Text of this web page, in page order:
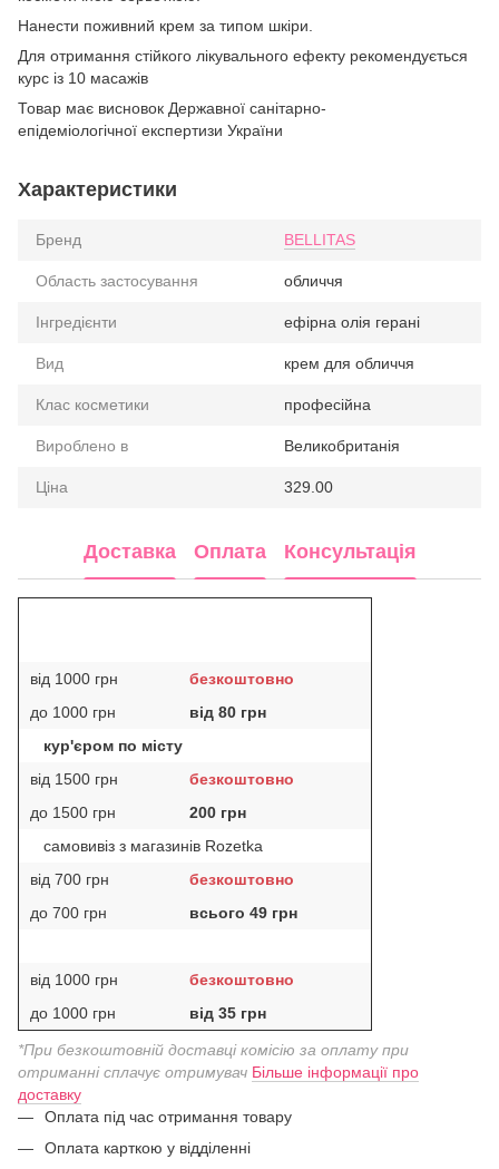
Нанести поживний крем за типом шкіри.
Для отримання стійкого лікувального ефекту рекомендується
курс із 10 масажів
Товар має висновок Державної санітарно-
епідеміологічної експертизи України
Характеристики
Бренд BELLITAS
Область застосування обличчя
Інгредієнти ефірна олія герані
Вид крем для обличчя
Клас косметики професійна
Вироблено в Великобританія
Ціна 329.00
Доставка Оплата Консультація
від 1000 грн
безкоштовно
до 1000 грн
від 80 грн
кур'єром по місту
від 1500 грн
безкоштовно
до 1500 грн
200 грн
самовивіз з магазинів Rozetka
від 700 грн
безкоштовно
до 700 грн
всього 49 грн
від 1000 грн
безкоштовно
до 1000 грн
від 35 грн
*При безкоштовній доставці комісію за оплату при
отриманні сплачує отримувач Більше інформації про
доставку
Оплата під час отримання товару
Оплата карткою у відділенні